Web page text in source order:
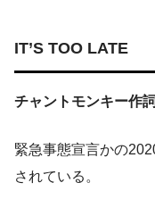
IT’S TOO LATE
チャントモンキー作詞
緊急事態宣言かの
されている。